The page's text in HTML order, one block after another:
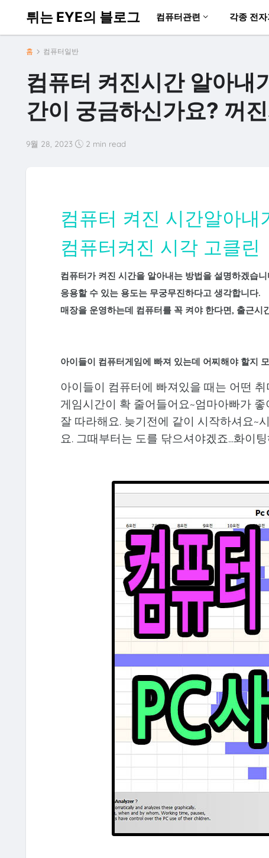
튀는 EYE의 블로그 컴퓨터관련 각종 전
홈 컴퓨터일반
컴퓨터 켜진시간 알아내
간이 궁금하신가요? 꺼
9월 28, 2023 2 min read
컴퓨터 켜진 시간알아내
컴퓨터켜진 시각 고클린
컴퓨터가 켜진 시간을 알아내는 방법을 설명하겠습니
응용할 수 있는 용도는 무궁무진하다고 생각합니다.
매장을 운영하는데 컴퓨터를 꼭 켜야 한다면, 출근시
아이들이 컴퓨터게임에 빠져 있는데 어찌해야 할지
아이들이 컴퓨터에 빠져있을 때는 어떤
게임시간이 확 줄어들어요~엄마아빠가
잘 따라해요. 늦기전에 같이 시작하셔요~
요. 그때부터는 도를 닦으셔야겠죠...화이